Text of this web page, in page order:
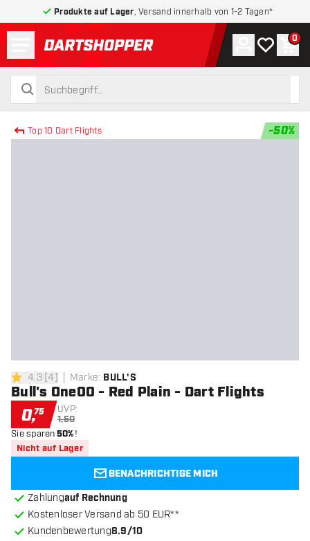
Produkte auf Lager , Versand innerhalb von 1-2 Tagen*
zurück zur Startseite
suchen
suchen
Konto
Meine 0
Top 10 Dart Flights -50%
4.3 Bewertungssterne
4.3[4] Marke: BULL'S
Bull's One00 - Red Plain - Dart Flights
0,75 UVP:
1,50
Sie sparen50%!
Nicht auf Lager
BENACHRICHTIGE MICH
Zahlungauf Rechnung
Kostenloser Versand ab 50 EUR**
Kundenbewertung8.9/10